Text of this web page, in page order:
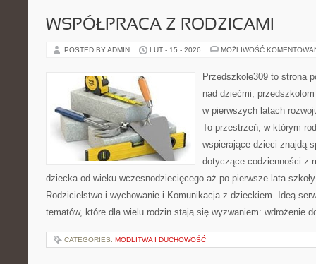
WSPÓŁPRACA Z RODZICAMI
POSTED BY ADMIN LUT - 15 - 2026 MOŻLIWOŚĆ
Przedszkole309 to strona
nad dziećmi,
w pierwszych latach
To przestrzeń, w którym
wspierające dzieci znajdą
dotyczące codzienności z
dziecka od wieku wczesnodziecięcego aż po pierwsze lata
Rodzicielstwo i wychowanie i Komunikacja z dzieckiem. Ideą
tematów, które dla wielu rodzin stają się wyzwaniem: wdrożenie
CATEGORIES: MODLITWA I DUCHOWOŚĆ